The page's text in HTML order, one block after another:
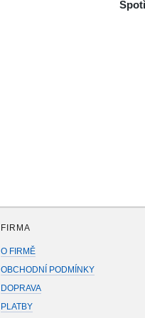
FIRMA
O FIRMĚ
OBCHODNÍ PODMÍNKY
DOPRAVA
PLATBY